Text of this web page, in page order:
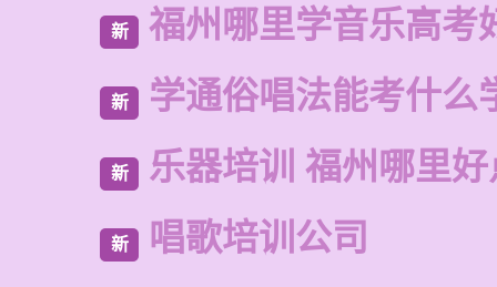
新 福州哪里学音乐高考
新 学通俗唱法能考什么
新 乐器培训 福州哪里
新 唱歌培训公司